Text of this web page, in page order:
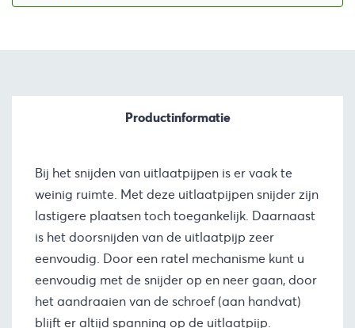
Productinformatie
Bij het snijden van uitlaatpijpen is er vaak te
weinig ruimte. Met deze uitlaatpijpen snijder zijn
lastigere plaatsen toch toegankelijk. Daarnaast
is het doorsnijden van de uitlaatpijp zeer
eenvoudig. Door een ratel mechanisme kunt u
eenvoudig met de snijder op en neer gaan, door
het aandraaien van de schroef (aan handvat)
blijft er altijd spanning op de uitlaatpijp.